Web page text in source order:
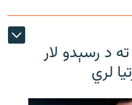
د رسېدو لار
لري